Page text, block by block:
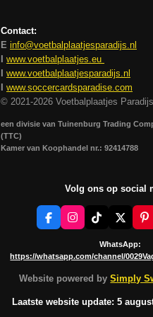
Contact:
E info@voetbalplaatjesparadijs.nl
I www.voetbalplaatjes.eu
I www.voetbalplaatjesparadijs.nl
I www.soccercardsparadise.com
© 2021-2026 Voetbalplaatjes Paradijs
een divisie van Tuinenburg Trading
(TTC)
Kamer van Koophandel nr.: 92414788
Volg ons op social
F
a
e
b
o
o
I
n
t
a
g
r
m
T
k
T
o
k
X
P
i
t
e
r
e
t
WhatsApp:
https://whatsapp.com/channel/
Website powered bySimply
Laatste website update: 5